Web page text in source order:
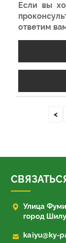
Если вы
ответим
<
 Улица
город
 kaiyu@ky-